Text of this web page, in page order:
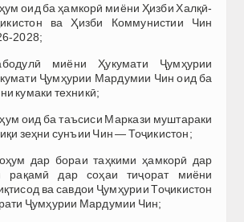
оид ба ҳамкорӣ миёни Ҳизби Халқӣ-
ва Ҳизби Коммунистии Чин
2028;
миёни Ҳукумати Ҷумҳурии
Ҷумҳурии Мардумии Чин оид ба
кумаки техникӣ;
оид ба таъсиси Маркази муштараки
зеҳни сунъии Чин — Тоҷикистон;
дар бораи таҳкими ҳамкорӣ дар
рақамӣ дар соҳаи тиҷорат миёни
ва савдои Ҷумҳурии Тоҷикистон
Ҷумҳурии Мардумии Чин;